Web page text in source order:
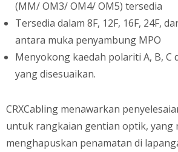
(MM/ OM3/ OM4/ OM5) tersedia
Tersedia dalam 8F, 12F, 16F, 24F,
antara muka penyambung MPO
Menyokong kaedah polariti A, B, C
yang disesuaikan.
CRXCabling menawarkan
untuk rangkaian gentian optik, yang
menghapuskan penamatan di